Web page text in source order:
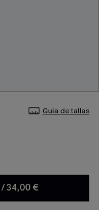
Guía de tallas
/34,00 €